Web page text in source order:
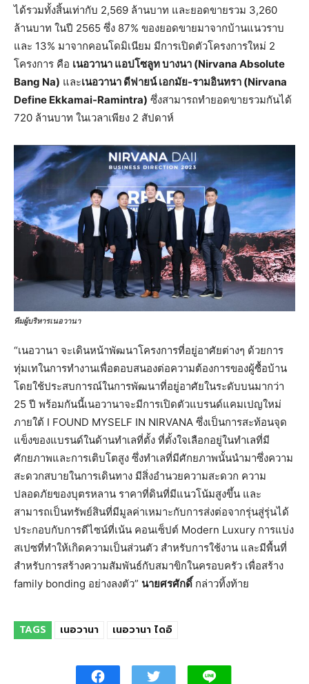
ได้รวมทั้งสิ้นเท่ากับ 2,569 ล้านบาท และยอดขายรวม 3,260
ล้านบาท ในปี 2565 ซึ่ง 87% ของยอดขายมาจากบ้านแนวราบ
และ 13% มาจากคอนโดมิเนียม มีการเปิดตัวโครงการใหม่ 2
โครงการ คือ เนอวานา แอปโซลูท บางนา (Nirvana Absolute
Bang Na) และเนอวานา ดีฟายน์ เอกมัย-รามอินทรา (Nirvana
Define Ekkamai-Ramintra) ซึ่งสามารถทำยอดขายรวมกันได้
720 ล้านบาท ในเวลาเพียง 2 สัปดาห์
ทีมผู้บริหารเนอวานา
“เนอวานา จะเดินหน้าพัฒนาโครงการที่อยู่อาศัยต่างๆ ด้วยการ
ทุ่มเทในการทำงานเพื่อตอบสนองต่อความต้องการของผู้ซื้อบ้าน
โดยใช้ประสบการณ์ในการพัฒนาที่อยู่อาศัยในระดับบนมากว่า
25 ปี พร้อมกันนี้เนอวานาจะมีการเปิดตัวแบรนด์แคมเปญใหม่
ภายใต้ I FOUND MYSELF IN NIRVANA ซึ่งเป็นการสะท้อนจุด
แข็งของแบรนด์ในด้านทำเลที่ตั้ง ที่ตั้งใจเลือกอยู่ในทำเลที่มี
ศักยภาพและการเติบโตสูง ซึ่งทำเลที่มีศักยภาพนั้นนำมาซึ่งความ
สะดวกสบายในการเดินทาง มีสิ่งอำนวยความสะดวก ความ
ปลอดภัยของบุตรหลาน ราคาที่ดินที่มีแนวโน้มสูงขึ้น และ
สามารถเป็นทรัพย์สินที่มีมูลค่าเหมาะกับการส่งต่อจากรุ่นสู่รุ่นได้
ประกอบกับการดีไซน์ที่เน้น คอนเซ็ปต์ Modern Luxury การแบ่ง
สเปซที่ทำให้เกิดความเป็นส่วนตัว สำหรับการใช้งาน และมีพื้นที่
สำหรับการสร้างความสัมพันธ์กับสมาขิกในครอบครัว เพื่อสร้าง
family bonding อย่างลงตัว” นายศรศักดิ์ กล่าวทิ้งท้าย
TAGS เนอวานา เนอวานา ไดอิ